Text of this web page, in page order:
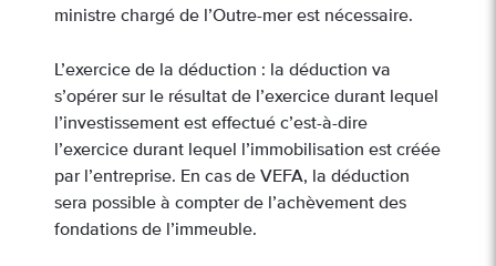
ministre chargé de l’Outre-mer est nécessaire.
L’exercice de la déduction : la déduction va
s’opérer sur le résultat de l’exercice durant lequel
l’investissement est effectué c’est-à-dire
l’exercice durant lequel l’immobilisation est créée
par l’entreprise. En cas de VEFA, la déduction
sera possible à compter de l’achèvement des
fondations de l’immeuble.